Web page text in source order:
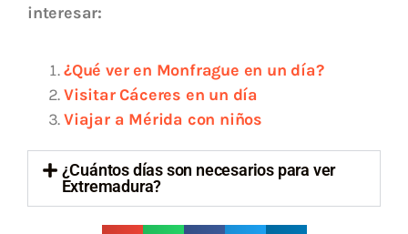
interesar:
¿Qué ver en Monfrague en un día?
Visitar Cáceres en un día
Viajar a Mérida con niños
¿Cuántos días son necesarios para ver
Extremadura?